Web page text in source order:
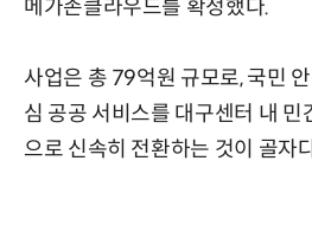
메가존클라우드를 확정했다.
사업은 총 79억원 규모로, 국민
심 공공 서비스를 대구센터 내 민
으로 신속히 전환하는 것이 골자